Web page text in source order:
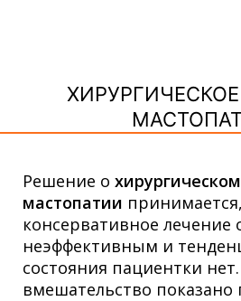
Решение о
мастопатии
консервативное лечение
неэффективным и
состояния пациентки
вмешательство показано